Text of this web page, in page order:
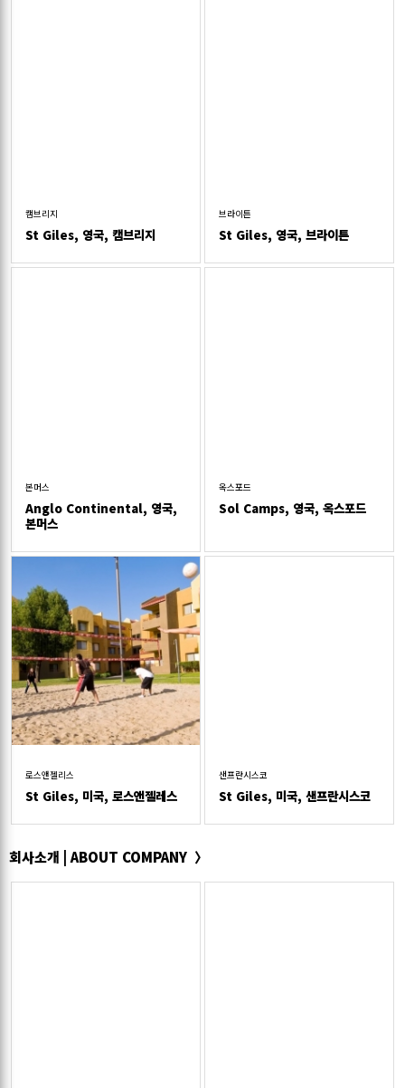
캠브리지
St Giles, 영국, 캠브리지
브라이튼
St Giles, 영국, 브라이튼
본머스
Anglo Continental, 영국,
본머스
옥스포드
Sol Camps, 영국, 옥스포드
로스앤젤리스
St Giles, 미국, 로스앤젤레스
샌프란시스코
St Giles, 미국, 샌프란시스코
회사소개 | ABOUT COMPANY